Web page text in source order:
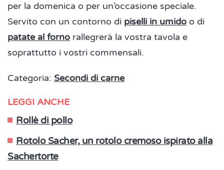
per la domenica o per un’occasione speciale.
Servito con un contorno di piselli in umido o di
patate al forno rallegrerà la vostra tavola e
soprattutto i vostri commensali.
Categoria: Secondi di carne
LEGGI ANCHE
Rollè di pollo
Rotolo Sacher, un rotolo cremoso ispirato alla
Sachertorte